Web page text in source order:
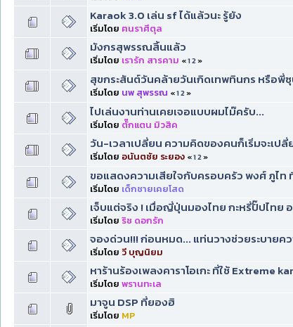
Karaok 3.0 เล่น sf ได้แล้วนะ รู้ยัง
เริ่มโดย ฅนราศีตุล
มังกรสุพรรณสิ้นแล้ว
เริ่มโดย เรารัก สารคาม «12»
สุขกระสันต์วันคล้ายวันเกิดเทพทินกร หรือพี่
เริ่มโดย นพ สุพรรณ «12»
ไปเล่นงานท่านเคยเจอแบบผมไม๊ครับ...
เริ่มโดย ตั๊กแตน มิวสิค
วัน-เวลาเปลี่ยน ความคิดของคนก็เริ่มจะเปลี่
เริ่มโดย อนันตชัย ระยอง «12»
ขอแสดงความเสียใจกับครอบครัว พงศ์ ภูไ
เริ่มโดย เด็กชายเคยโสด
เจ็บแต่จริง ! เมื่อญี่ปุ่นมองไทย กะหรี่ปั๊ปไทย
เริ่มโดย ริช ดอกรัก
จองด่วน!!! ก่อนหมด... แท่นวางช่วยระบายค
เริ่มโดย วี บุญนิยม
หาร้านร้องเพลงคาราโอเกะ ที่ใช้ Extreme
เริ่มโดย พรานทะเล
มาจูน DSP ที่ยองฮิ
เริ่มโดย MP